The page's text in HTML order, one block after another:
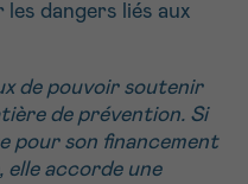
dangers liés aux
de pouvoir soutenir
de prévention. Si
pour son financement
elle accorde une